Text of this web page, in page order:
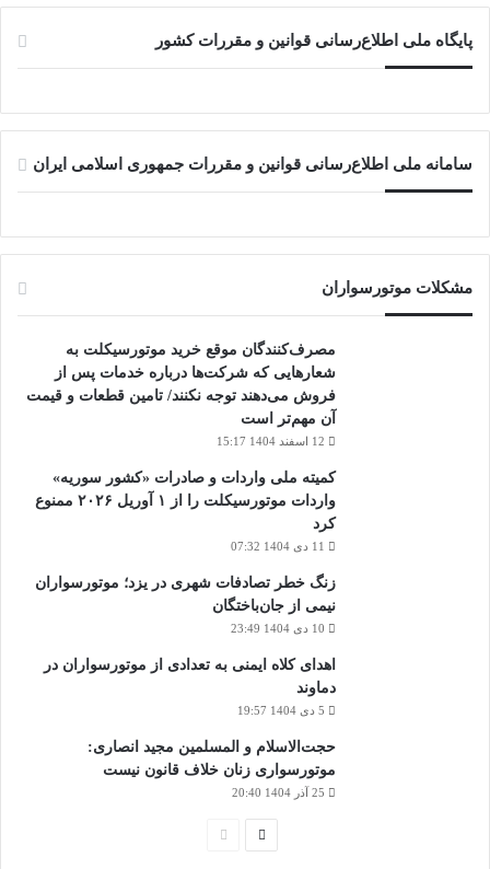
پایگاه ملی اطلاع‌رسانی قوانین و مقررات کشور
سامانه ملی اطلاع‌رسانی قوانین و مقررات جمهوری اسلامی ایران
مشکلات موتورسواران
مصرف‌کنندگان موقع خرید موتورسیکلت به
شعارهایی که شرکت‌ها درباره خدمات پس از
فروش می‌دهند توجه نکنند/ تامین قطعات و قیمت
آن مهم‌تر است
12 اسفند 1404 15:17
کمیته ملی واردات و صادرات «کشور سوریه»
واردات موتورسیکلت را از ۱ آوریل ۲۰۲۶ ممنوع
کرد
11 دی 1404 07:32
زنگ خطر تصادفات شهری در یزد؛ موتورسواران
نیمی از جان‌باختگان
10 دی 1404 23:49
اهدای کلاه ایمنی به تعدادی از موتورسواران در
دماوند
5 دی 1404 19:57
حجت‌الاسلام و المسلمین مجید انصاری:
موتورسواری زنان خلاف قانون نیست
25 آذر 1404 20:40
صفحه